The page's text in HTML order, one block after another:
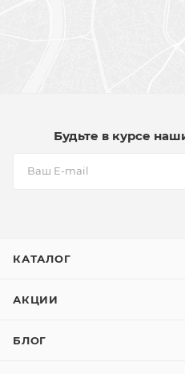
Будьте в курсе
КАТАЛОГ
АКЦИИ
БЛОГ